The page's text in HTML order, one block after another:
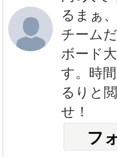
るまぁ
チーム
ボード
す。時
るりと
せ！
フ